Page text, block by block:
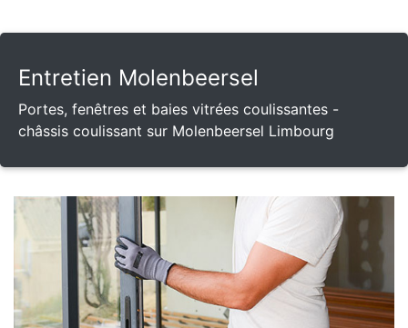
Entretien Molenbeersel
Portes, fenêtres et baies vitrées coulissantes -
châssis coulissant sur Molenbeersel Limbourg